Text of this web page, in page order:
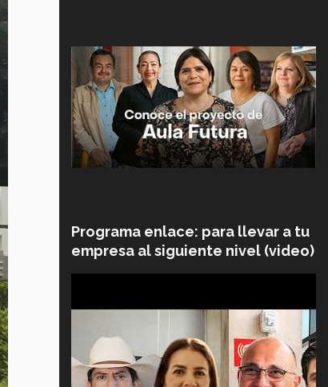
Programa enlace: para llevar a tu
empresa al siguiente nivel (video)